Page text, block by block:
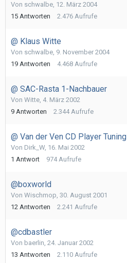
Von schwalbe, 12. März 2004
15 Antworten 2.476 Aufrufe
@ Klaus Witte
Von schwalbe, 9. November 2004
19 Antworten 4.468 Aufrufe
@ SAC-Rasta 1-Nachbauer
Von Witte, 4. März 2002
9 Antworten 2.344 Aufrufe
@ Van der Ven CD Player Tuning
Von Dirk_W, 16. Mai 2002
1 Antwort 974 Aufrufe
@boxworld
Von Wischmop, 30. August 2001
12 Antworten 2.241 Aufrufe
@cdbastler
Von baerlin, 24. Januar 2002
13 Antworten 2.110 Aufrufe